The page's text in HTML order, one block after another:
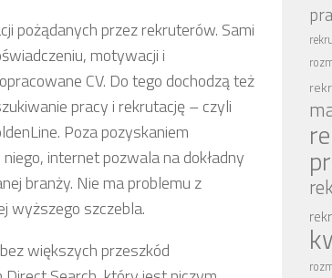
pożądanych przez rekruterów. Sami
motywacji i
CV. Do tego dochodzą też
pracy i rekrutację – czyli
Poza pozyskaniem
internet pozwala na dokładny
branży. Nie ma problemu z
wyższego szczebla.
większych przeszkód